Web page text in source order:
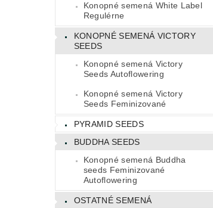
Konopné semená White Label
Regulérne
KONOPNÉ SEMENÁ VICTORY
SEEDS
Konopné semená Victory
Seeds Autoflowering
Konopné semená Victory
Seeds Feminizované
PYRAMID SEEDS
BUDDHA SEEDS
Konopné semená Buddha
seeds Feminizované
Autoflowering
OSTATNÉ SEMENÁ